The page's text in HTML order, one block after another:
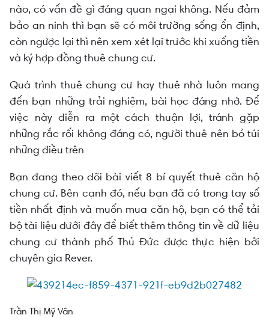
nào, có vấn đề gì đáng quan ngại không. Nếu đảm
bảo an ninh thì bạn sẽ có môi trường sống ổn định,
còn ngược lại thì nên xem xét lại trước khi xuống tiền
và ký hợp đồng thuê chung cư.
Quá trình thuê chung cư hay thuê nhà luôn mang
đến bạn những trải nghiệm, bài học đáng nhớ. Để
việc này diễn ra một cách thuận lợi, tránh gặp
những rắc rối không đáng có, người thuê nên bỏ túi
những điều trên
Bạn đang theo dõi bài viết 8 bí quyết thuê căn hộ
chung cư. Bên cạnh đó, nếu bạn đã có trong tay số
tiền nhất định và muốn mua căn hộ, bạn có thể tải
bộ tài liệu dưới đây để biết thêm thông tin về dữ liệu
chung cư thành phố Thủ Đức được thực hiện bởi
chuyên gia Rever.
Trần Thị Mỹ Vân